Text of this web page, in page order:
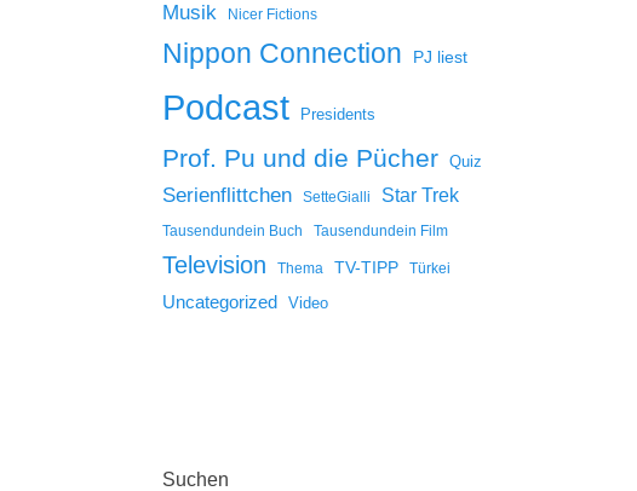
Musik Nicer Fictions
Nippon Connection PJ liest
Podcast Presidents
Prof. Pu und die Pücher Quiz
Serienflittchen SetteGialli Star Trek
Tausendundein Buch Tausendundein Film
Television Thema TV-TIPP Türkei
Uncategorized Video
Suchen